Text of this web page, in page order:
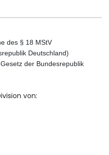
des § 18 MStV
Deutschland)
der Bundesrepublik
von: